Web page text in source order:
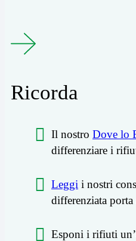
Ricorda
Il nostro Dove lo
differenziare i
Leggi i nostri
differenziata porta
Esponi i rifiuti